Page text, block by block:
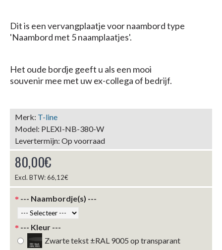
Dit is een vervangplaatje voor naambord type
'Naambord met 5 naamplaatjes'.
Het oude bordje geeft u als een mooi
souvenirmee met uw ex-collega of bedrijf.
Merk: T-line
Model: PLEXI-NB-380-W
Levertermijn: Op voorraad
80,00€
Excl. BTW: 66,12€
--- Naambordje(s) ---
--- Kleur ---
Zwarte tekst ±RAL 9005 op transparant